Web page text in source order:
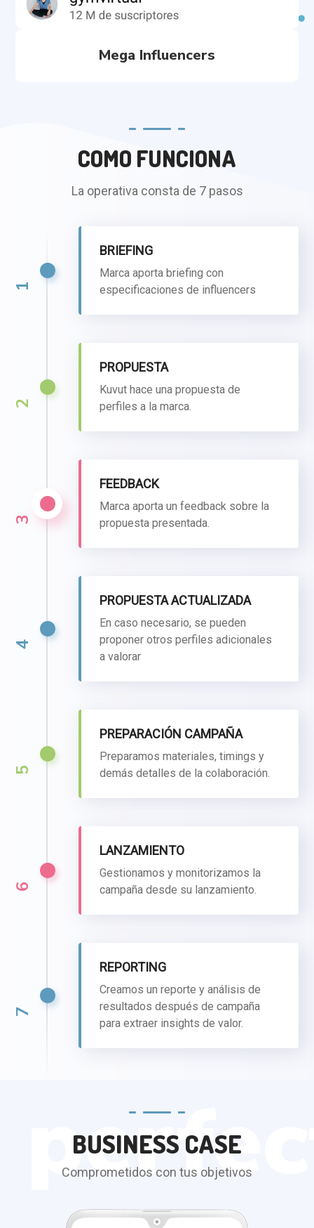
Mega Influencers
COMO FUNCIONA
La operativa consta de 7 pasos
1
BRIEFING
Marca aporta briefing con
especificaciones de influencers
2
PROPUESTA
Kuvut hace una propuesta de
perfiles a la marca.
3
FEEDBACK
Marca aporta un feedback sobre la
propuesta presentada.
4
PROPUESTA ACTUALIZADA
En caso necesario, se pueden
proponer otros perfiles adicionales
a valorar
5
PREPARACIÓN CAMPAÑA
Preparamos materiales, timings y
demás detalles de la colaboración.
6
LANZAMIENTO
Gestionamos y monitorizamos la
campaña desde su lanzamiento.
7
REPORTING
Creamos un reporte y análisis de
resultados después de campaña
para extraer insights de valor.
BUSINESS CASE
Comprometidos con tus objetivos